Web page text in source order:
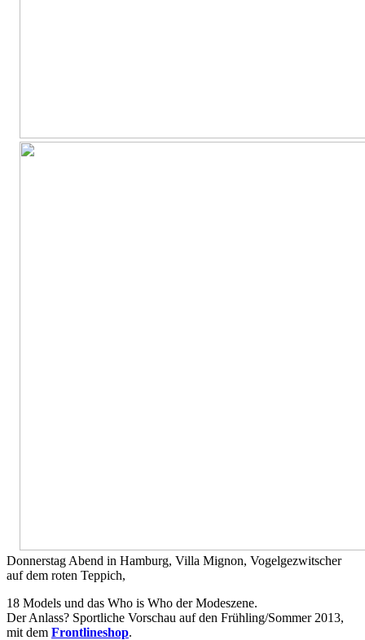
Donnerstag Abend in Hamburg, Villa Mignon, Vogelgezwitscher
auf dem roten Teppich,
18 Models und das Who is Who der Modeszene.
Der Anlass? Sportliche Vorschau auf den Frühling/Sommer 2013,
mit dem Frontlineshop.